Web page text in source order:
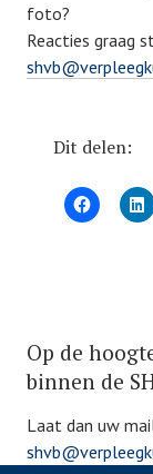
foto?
Reacties graag
Dit delen:
o
s
e
d
Op de
binnen de
Laat dan uw